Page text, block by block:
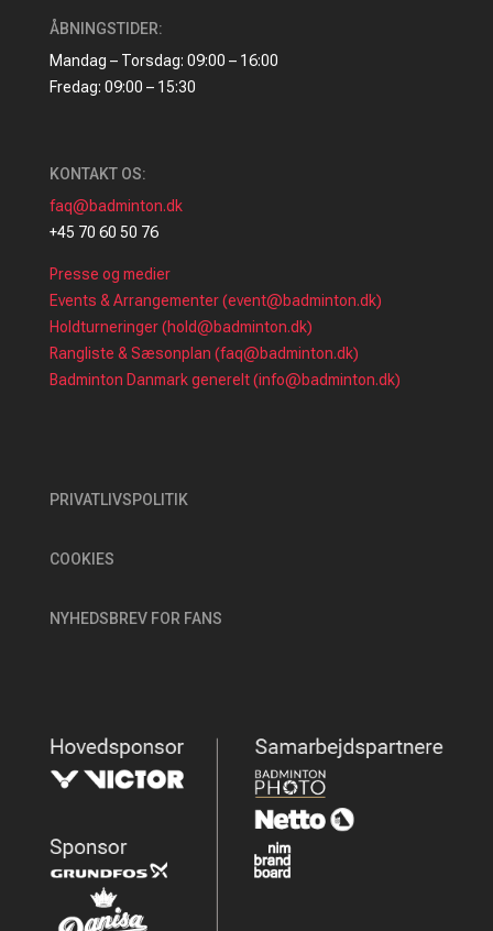
ÅBNINGSTIDER:
Mandag – Torsdag: 09:00 – 16:00
Fredag: 09:00 – 15:30
KONTAKT OS:
faq@badminton.dk
+45 70 60 50 76
Presse og medier
Events & Arrangementer (event@badminton.dk)
Holdturneringer (hold@badminton.dk)
Rangliste & Sæsonplan (faq@badminton.dk)
Badminton Danmark generelt (info@badminton.dk)
PRIVATLIVSPOLITIK
COOKIES
NYHEDSBREV FOR FANS